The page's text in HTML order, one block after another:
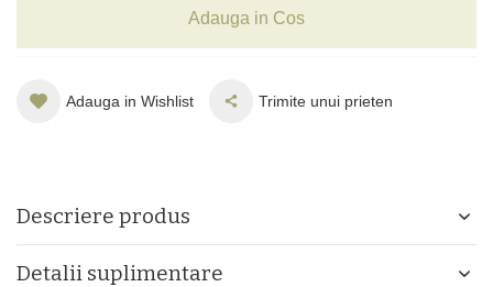
Adauga in Cos
Adauga in Wishlist Trimite unui prieten
Descriere produs
Detalii suplimentare